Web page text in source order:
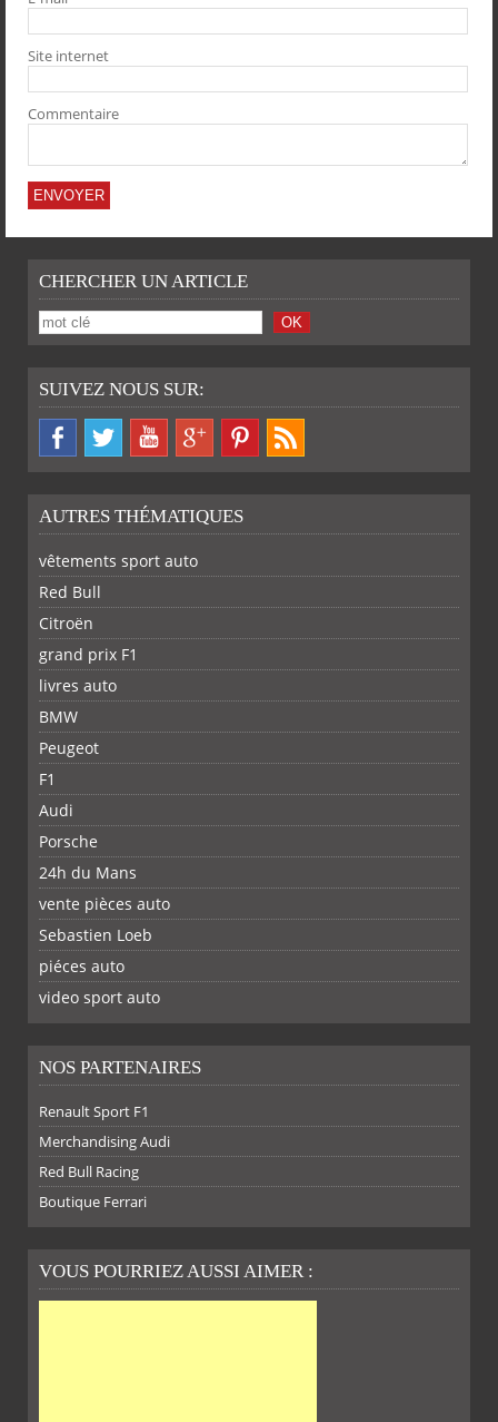
SUR SUR SUR SUR
Site internet
Commentaire
CHERCHER UN ARTICLE
SUIVEZ NOUS SUR:
FACEBOOKTWITTER
AUTRES THÉMATIQUES
vêtements sport auto
Red Bull
Citroën
grand prix F1
livres auto
BMW
Peugeot
F1
Audi
Porsche
24h du Mans
vente pièces auto
Sebastien Loeb
piéces auto
video sport auto
NOS PARTENAIRES
Renault Sport F1
Merchandising Audi
Red Bull Racing
Boutique Ferrari
VOUS POURRIEZ AUSSI AIMER :